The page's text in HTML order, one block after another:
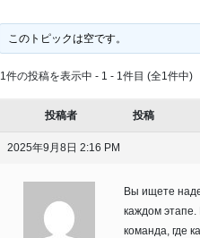
このトピックは空です。
1件の投稿を表示中 - 1 - 1件目 (全1件中)
投稿者 投稿
2025年9月8日 2:16 PM
Вы ищете
каждом этапе.
команда, где